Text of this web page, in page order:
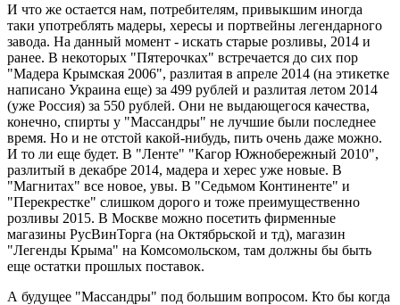
И что же остается нам, потребителям, привыкшим иногда
таки употреблять мадеры, хересы и портвейны легендарного
завода. На данный момент - искать старые розливы, 2014 и
ранее. В некоторых "Пятерочках" встречается до сих пор
"Мадера Крымская 2006", разлитая в апреле 2014 (на этикетке
написано Украина еще) за 499 рублей и разлитая летом 2014
(уже Россия) за 550 рублей. Они не выдающегося качества,
конечно, спирты у "Массандры" не лучшие были последнее
время. Но и не отстой какой-нибудь, пить очень даже можно.
И то ли еще будет. В "Ленте" "Кагор Южнобережный 2010",
разлитый в декабре 2014, мадера и херес уже новые. В
"Магнитах" все новое, увы. В "Седьмом Континенте" и
"Перекрестке" слишком дорого и тоже преимущественно
розливы 2015. В Москве можно посетить фирменные
магазины РусВинТорга (на Октябрьской и тд), магазин
"Легенды Крыма" на Комсомольском, там должны бы быть
еще остатки прошлых поставок.
А будущее "Массандры" под большим вопросом. Кто бы когда